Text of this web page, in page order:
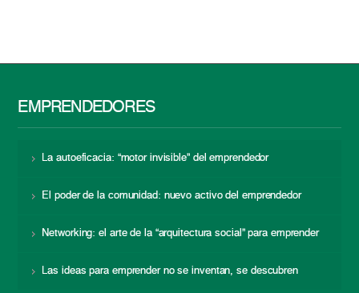
EMPRENDEDORES
La autoeficacia: “motor invisible” del emprendedor
El poder de la comunidad: nuevo activo del emprendedor
Networking: el arte de la “arquitectura social” para emprender
Las ideas para emprender no se inventan, se descubren